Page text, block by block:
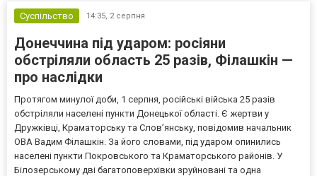
Суспільство 14:35, 2 серпня
Донеччина під ударом: росіяни
обстріляли область 25 разів, Філашкін —
про наслідки
Протягом минулої доби, 1 серпня, російські війська 25 разів
обстріляли населені пункти Донецької області. Є жертви у
Дружківці, Краматорську та Слов’янську, повідомив начальник
ОВА Вадим Філашкін. За його словами, під ударом опинились
населені пункти Покровського та Краматорського районів. У
Білозерському дві багатоповерхівки зруйновані та одна